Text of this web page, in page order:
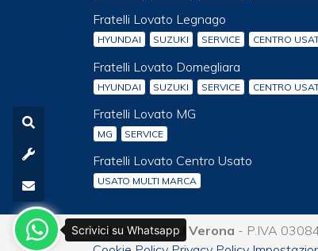
Fratelli Lovato Legnago
HYUNDAI SUZUKI SERVICE CENTRO
Fratelli Lovato Domegliara
HYUNDAI SUZUKI SERVICE CENTRO
Fratelli Lovato MG
MG SERVICE
Fratelli Lovato Centro Usato
USATO MULTI MARCA
F.lli Lovato S.r.l Verona - P.IVA
Scrivici su Whatsapp